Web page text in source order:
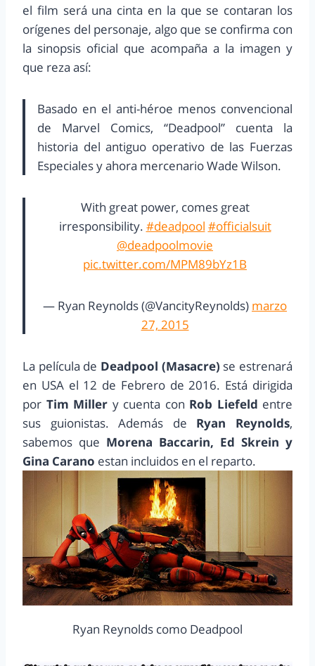
el film será una cinta en la que se contaran los
orígenes del personaje, algo que se confirma con
la sinopsis oficial que acompaña a la imagen y
que reza así:
Basado en el anti-héroe menos convencional
de Marvel Comics, “Deadpool” cuenta la
historia del antiguo operativo de las Fuerzas
Especiales y ahora mercenario Wade Wilson.
With great power, comes great
irresponsibility. #deadpool #officialsuit
@deadpoolmovie
pic.twitter.com/MPM89bYz1B
— Ryan Reynolds (@VancityReynolds) marzo
27, 2015
La película de Deadpool (Masacre) se estrenará
en USA el 12 de Febrero de 2016. Está dirigida
por Tim Miller y cuenta con Rob Liefeld entre
sus guionistas. Además de Ryan Reynolds,
sabemos que Morena Baccarin, Ed Skrein y
Gina Carano estan incluidos en el reparto.
Ryan Reynolds como Deadpool